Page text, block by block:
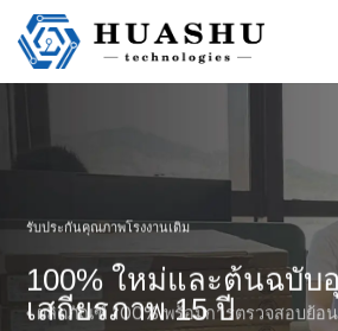
ข้าม
ไป
รับประกันคุณภาพโรงงานเดิม
100% ใหม่และต้นฉบับ
เสถียรภาพ 15 ปี